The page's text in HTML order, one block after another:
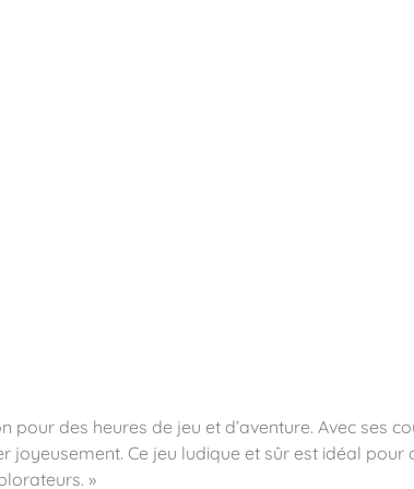
sportifs
des heures de jeu et d’aventure. Avec ses
joyeusement. Ce jeu ludique et sûr est idéal pour
»